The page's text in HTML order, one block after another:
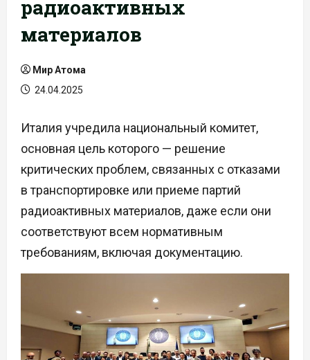
радиоактивных
материалов
Мир Атома
24.04.2025
Италия учредила национальный комитет,
основная цель которого — решение
критических проблем, связанных с отказами
в транспортировке или приеме партий
радиоактивных материалов, даже если они
соответствуют всем нормативным
требованиям, включая документацию.